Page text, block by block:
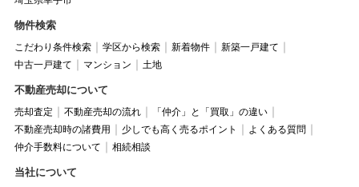
物件検索
こだわり条件検索 学区から検索 新着物件
新築一戸建て
中古一戸建て
マンション 土地
不動産売却について
売却査定 不動産売却の流れ
「仲介」と「買取」の違い
不動産売却時の諸費用
少しでも高く売るポイント
よくある質問
仲介手数料について
相続相談
当社について